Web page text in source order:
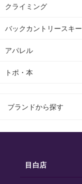
クライミング
バックカントリースキー
アパレル
トポ・本
ブランドから探す
目白店